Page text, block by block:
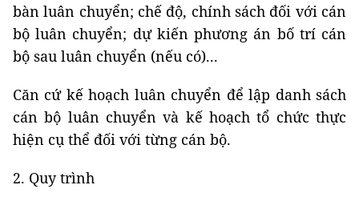
bàn luân chuyển; chế độ, chính sách đối với cán
bộ luân chuyển; dự kiến phương án bố trí cán
bộ sau luân chuyển (nếu có)...
Căn cứ kế hoạch luân chuyển để lập danh sách
cán bộ luân chuyển và kế hoạch tổ chức thực
hiện cụ thể đối với từng cán bộ.
2. Quy trình